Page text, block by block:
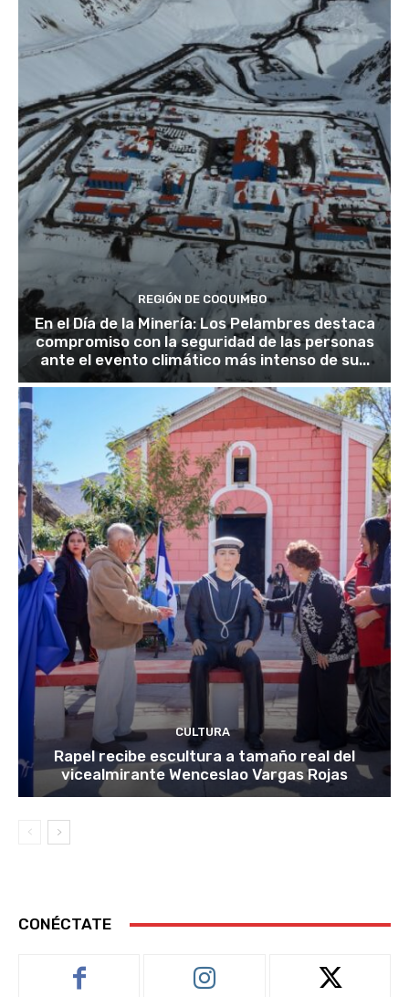
REGIÓN DE COQUIMBO
En el Día de la Minería: Los Pelambres destaca
compromiso con la seguridad de las personas
ante el evento climático más intenso de su...
CULTURA
Rapel recibe escultura a tamaño real del
vicealmirante Wenceslao Vargas Rojas
CONÉCTATE